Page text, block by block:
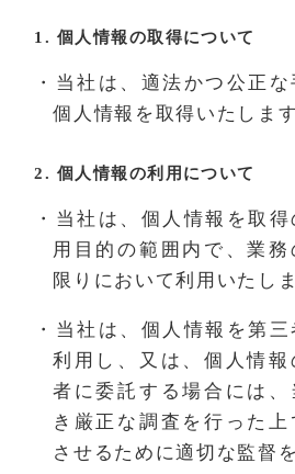
1. 個人情報の取得について
・当社は、適法かつ公正な
個人情報を取得いたします
2. 個人情報の利用について
・当社は、個人情報を取
用目的の範囲内で、業
限りにおいて利用いたしま
・当社は、個人情報を第
利用し、又は、個人情報
者に委託する場合には、
き厳正な調査を行った
させるために適切な監督